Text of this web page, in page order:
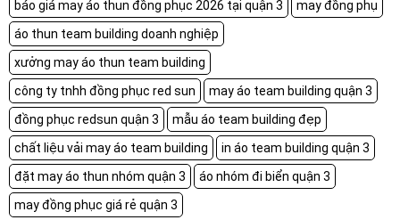
báo giá may áo thun đồng phục 2026 tại quận 3
may đồng phụ
áo thun team building doanh nghiệp
xưởng may áo thun team building
công ty tnhh đồng phục red sun
may áo team building quận 3
đồng phục redsun quận 3
mẫu áo team building đẹp
chất liệu vải may áo team building
in áo team building quận 3
đặt may áo thun nhóm quận 3
áo nhóm đi biển quận 3
may đồng phục giá rẻ quận 3